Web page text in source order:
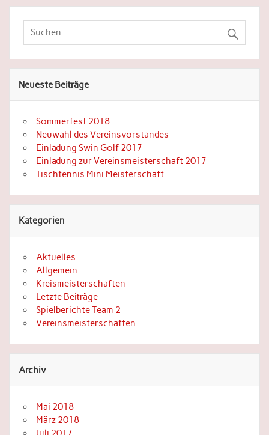
Neueste Beiträge
Sommerfest 2018
Neuwahl des Vereinsvorstandes
Einladung Swin Golf 2017
Einladung zur Vereinsmeisterschaft 2017
Tischtennis Mini Meisterschaft
Kategorien
Aktuelles
Allgemein
Kreismeisterschaften
Letzte Beiträge
Spielberichte Team 2
Vereinsmeisterschaften
Archiv
Mai 2018
März 2018